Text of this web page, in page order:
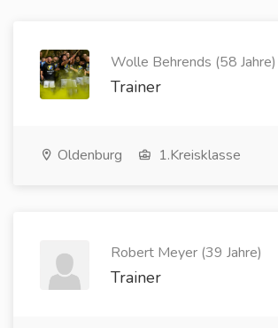
Wolle Behrends (58 Jahre)
Trainer
Oldenburg 1.Kreisklasse
Robert Meyer (39 Jahre)
Trainer